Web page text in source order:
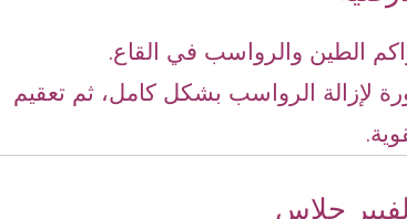
الطين والرواسب في القاع.
لإزالة الرواسب بشكل كامل، ثم تعقيم